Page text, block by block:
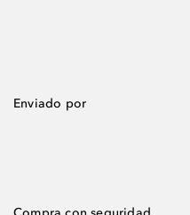
Enviado por